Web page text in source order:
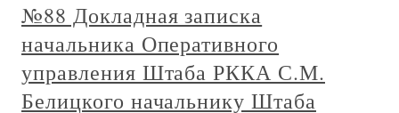
№88 Докладная записка
начальника Оперативного
управления Штаба РККА С.М.
Белицкого начальнику Штаба